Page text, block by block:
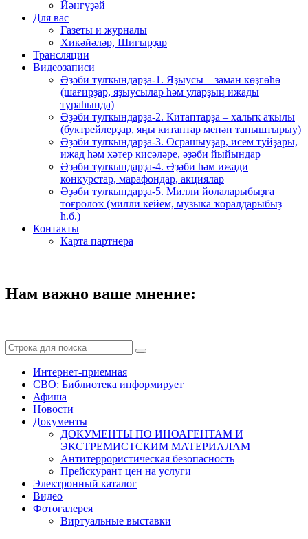
Йәнгүҙәй
Для вас
Газеты и журналы
Хикәйәләр, Шиғырҙар
Трансляции
Видеозаписи
Әҙәби тулҡындарҙа-1. Яҙыусы – заман көҙгөһө
(шағирҙар, яҙыусылар һәм уларҙың ижады
тураһында)
Әҙәби тулҡындарҙа-2. Китаптарҙа – халыҡ аҡылы
(буктрейлерҙар, яңы китаптар менән таныштырыу)
Әҙәби тулҡындарҙа-3. Осрашыуҙар, исем туйҙары,
ижад һәм хәтер кисәләре, әҙәби йыйындар
Әҙәби тулҡындарҙа-4. Әҙәби һәм ижади
конкурстар, марафондар, акциялар
Әҙәби тулҡындарҙа-5. Милли йолаларыбыҙға
тоғролоҡ (милли кейем, музыка ҡоралдарыбыҙ
һ.б.)
Контакты
Карта партнера
Нам важно ваше мнение:
Интернет-приемная
СВО: Библиотека информирует
Афиша
Новости
Документы
ДОКУМЕНТЫ ПО ИНОАГЕНТАМ И
ЭКСТРЕМИСТСКИМ МАТЕРИАЛАМ
Антитеррористическая безопасность
Прейскурант цен на услуги
Электронный каталог
Видео
Фотогалерея
Виртуальные выставки